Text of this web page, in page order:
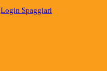
Login Spaggiari